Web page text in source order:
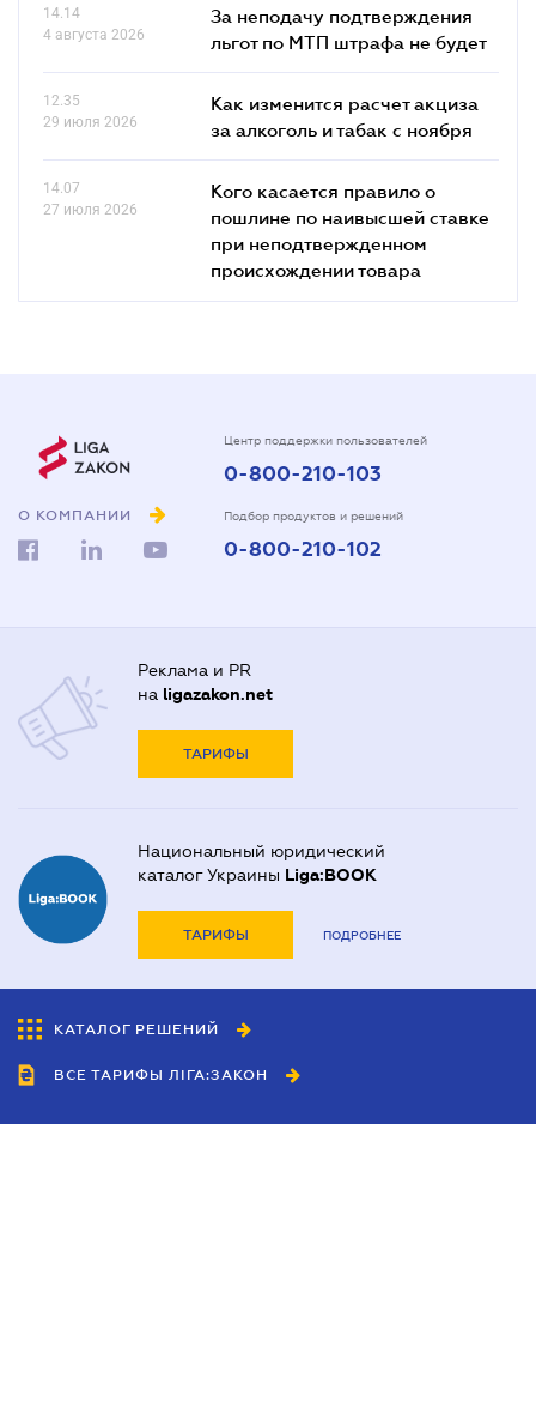
14.14
4 августа 2026
За неподачу подтверждения
льгот по МТП штрафа не будет
12.35
29 июля 2026
Как изменится расчет акциза
за алкоголь и табак с ноября
14.07
27 июля 2026
Кого касается правило о
пошлине по наивысшей ставке
при неподтвержденном
происхождении товара
О КОМПАНИИ
Центр поддержки пользователей
0-800-210-103
Подбор продуктов и решений
0-800-210-102
Реклама и PR
на ligazakon.net
ТАРИФЫ
Национальный юридический
каталог Украины Liga:BOOK
ТАРИФЫ ПОДРОБНЕЕ
КАТАЛОГ РЕШЕНИЙ
ВСЕ ТАРИФЫ ЛІГА:ЗАКОН